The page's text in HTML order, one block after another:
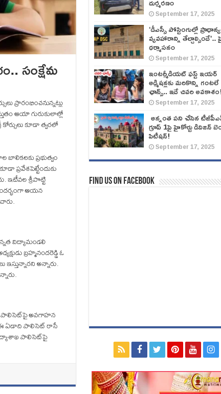
సంక్షేమ
ప్రారంభించనున్నట్లు
ఆయా గురుకులాల్లో
కూడా త్వరలో
బాలికలకు ప్రభుత్వం
ప్రవేశపెట్టేందుకు
ఇటీవల శ్రీపొట్టి
ఆయన
విద్యామండలి
బ్రహ్మనందరెడ్డి ఓ
అన్నారు.
పాలిసెట్‌పై అవగాహన
ఈ ఏడాది పాలిసెట్‌ రాసే
పాలిసెట్‌పై
September 17, 2025
‘డీఎస్సీ పోస్టింగుల్లో
వ్యవహారాన్ని తేల్చాల్సిందే’..
ధర్మాసనం
September 17, 2025
ఇంటర్మీడియట్ ఫస్ట్‌ ఇయర్‌
అడ్మిషన్లకు మరికొన్ని గంటలే
ఛాన్స్‌.. ఇదే చివరి
September 17, 2025
అన్నంత పని చేసిన
గ్రూప్‌ 1పై హైకోర్టు డివిజన్‌
పిటీషన్‌!
September 17, 2025
Find us on Facebook